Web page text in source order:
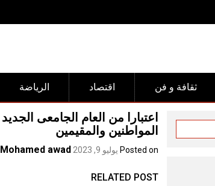
الرياضة اقتصاد ثقافة و فن
المواطنين والمقيمين
Posted on يوليو 9, 2023 by
Mohamed awad
RELATED POST